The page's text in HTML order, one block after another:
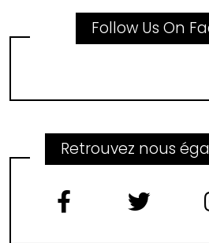
Follow Us On
Retrouvez nous